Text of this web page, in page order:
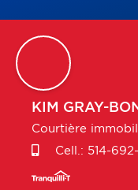
KIM GRAY-
Courtière
Cell.: 514-